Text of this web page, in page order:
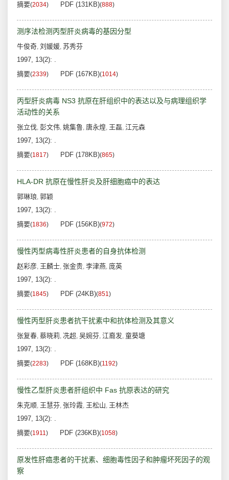
摘要(2034) PDF (131KB)(888)
测序法检测丙型肝炎病毒的基因分型
牛俊奇, 刘媛媛, 苏秀芬
1997, 13(2): .
摘要(2339) PDF (167KB)(1014)
丙型肝炎病毒 NS3 抗原在肝组织中的表达以及与病理组织学
活动性的关系
张立伐, 彭文伟, 姚集鲁, 唐永煌, 王磊, 江元森
1997, 13(2): .
摘要(1817) PDF (178KB)(865)
HLA-DR 抗原在慢性肝炎及肝细胞癌中的表达
郭琳琅, 郭颖
1997, 13(2): .
摘要(1836) PDF (156KB)(972)
慢性丙型病毒性肝炎患者的自身抗体检测
赵彩彦, 王麟士, 张金贵, 李津燕, 庞英
1997, 13(2): .
摘要(1845) PDF (24KB)(851)
慢性丙型肝炎患者抗干扰素中和抗体检测及其意义
张复春, 蔡晓莉, 冼超, 吴婉芬, 江裔发, 童葵塘
1997, 13(2): .
摘要(2283) PDF (168KB)(1192)
慢性乙型肝炎患者肝组织中 Fas 抗原表达的研究
朱克顺, 王慧芬, 张玲霞, 王松山, 王林杰
1997, 13(2): .
摘要(1911) PDF (236KB)(1058)
原发性肝癌患者的干扰素、细胞毒性因子和肿瘤坏死因子的观
察